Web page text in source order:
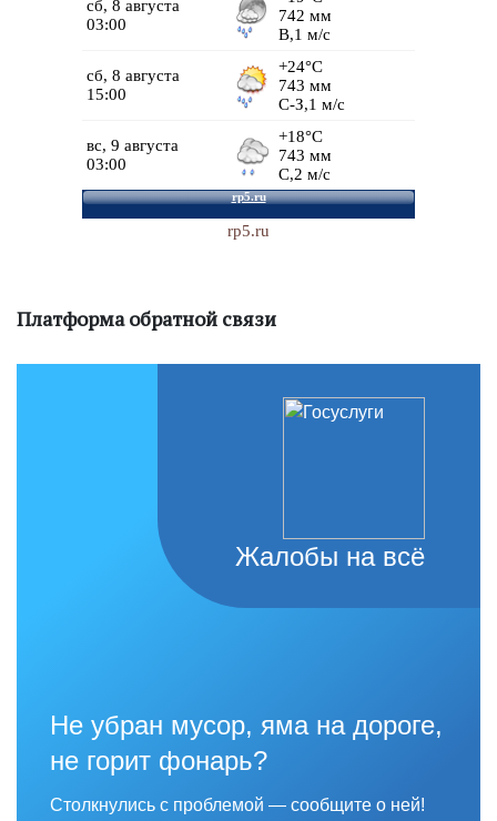
rp5.ru
Платформа обратной связи
Жалобы на всё
Не убран мусор, яма на дороге,
не горит фонарь?
Столкнулись с проблемой — сообщите о ней!